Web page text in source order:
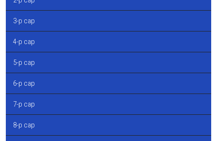
3-р сар
4-р сар
5-р сар
6-р сар
7-р сар
8-р сар